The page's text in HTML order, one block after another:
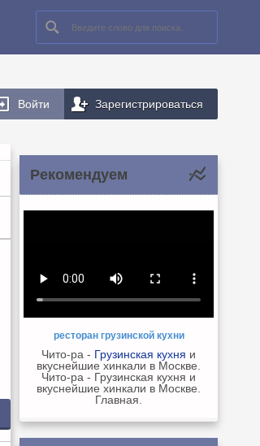
Войти Зарегистрироваться
Рекомендуем
ресторан грузинской кухни
Чито-ра - Грузинская кухня и
вкуснейшие хинкали в Москве.
Чито-ра - Грузинская кухня и
вкуснейшие хинкали в Москве.
Главная.